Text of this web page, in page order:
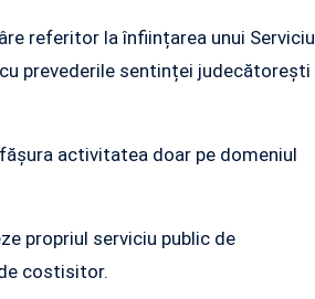
referitor la înființarea unui Serviciu
prevederile sentinței judecătorești
activitatea doar pe domeniul
propriul serviciu public de
costisitor.